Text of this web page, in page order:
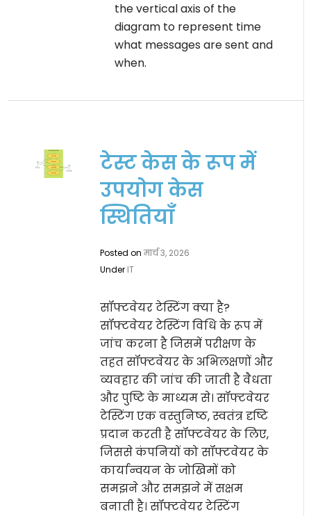
the vertical axis of the
diagram to represent time
what messages are sent and
when.
टेस्ट केस के रूप में
उपयोग केस
स्थितियाँ
Posted onमार्च 3, 2026
Under IT
सॉफ्टवेयर टेस्टिंग क्या है?
सॉफ्टवेयर टेस्टिंग विधि के रूप में
जांच करना है जिसमें परीक्षण के
तहत सॉफ्टवेयर के अभिलक्षणों और
व्यवहार की जांच की जाती है वैधता
और पुष्टि के माध्यम से। सॉफ्टवेयर
टेस्टिंग एक वस्तुनिष्ठ, स्वतंत्र दृष्टि
प्रदान करती है सॉफ्टवेयर के लिए,
जिससे कंपनियों को सॉफ्टवेयर के
कार्यान्वयन के जोखिमों को
समझने और समझने में सक्षम
बनाती है। सॉफ्टवेयर टेस्टिंग